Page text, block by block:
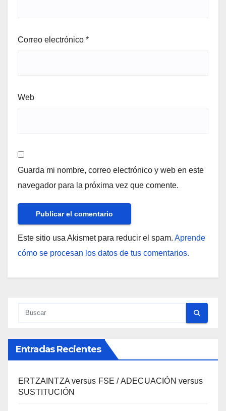
Correo electrónico *
Web
Guarda mi nombre, correo electrónico y web en este
navegador para la próxima vez que comente.
Este sitio usa Akismet para reducir el spam. Aprende
cómo se procesan los datos de tus comentarios.
Entradas Recientes
ERTZAINTZA versus FSE / ADECUACIÓN versus
SUSTITUCIÓN